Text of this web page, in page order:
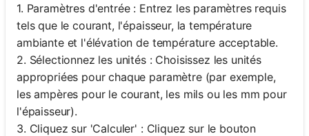
1. Paramètres d'entrée : Entrez les paramètres requis
tels que le courant, l'épaisseur, la température
ambiante et l'élévation de température acceptable.
2. Sélectionnez les unités : Choisissez les unités
appropriées pour chaque paramètre (par exemple,
les ampères pour le courant, les mils ou les mm pour
l'épaisseur).
3. Cliquez sur 'Calculer' : Cliquez sur le bouton